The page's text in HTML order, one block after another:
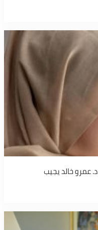
عمرو خالد يجيب